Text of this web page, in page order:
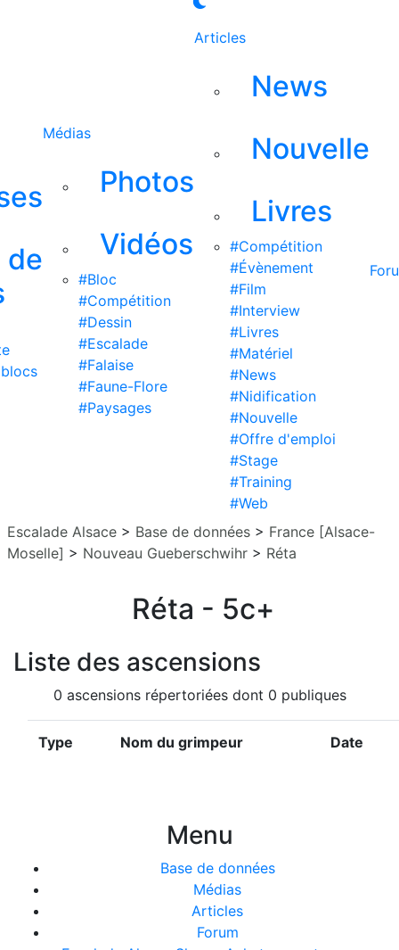
de
Médias
Photos
Vidéos
#Bloc
#Compétition
#Dessin
#Escalade
#Falaise
#Faune-Flore
#Paysages
Articles
News
Nouvelle
Livres
#Compétition
#Évènement
#Film
#Interview
#Livres
#Matériel
#News
#Nidification
#Nouvelle
#Offre d'emploi
#Stage
#Training
#Web
Escalade Alsace > Base de données > France [Alsace-
Moselle] > Nouveau Gueberschwihr > Réta
Réta - 5c+
Liste des ascensions
0 ascensions répertoriées dont 0 publiques
Type Nom du grimpeur Date
Menu
Base de données
Médias
Articles
Forum